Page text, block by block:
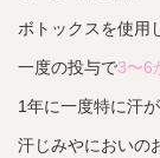
ボトックスを使用
一度の投与で3〜6
1年に一度特に汗
汗じみやにおいの